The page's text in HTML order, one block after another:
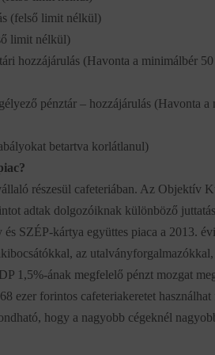
(felső limit nélkül)
limit nélkül)
hozzájárulás (Havonta a minimálbér
pénztár – hozzájárulás (Havonta
betartva korlátlanul)
részesül cafeteriában. Az Objektív
adtak dolgozóiknak különböző
és SZÉP-kártya együttes piaca a 2013.
az
1,5%-ának megfelelő pénzt mozgat
ezer forintos cafeteriakeretet
hogy a nagyobb cégeknél